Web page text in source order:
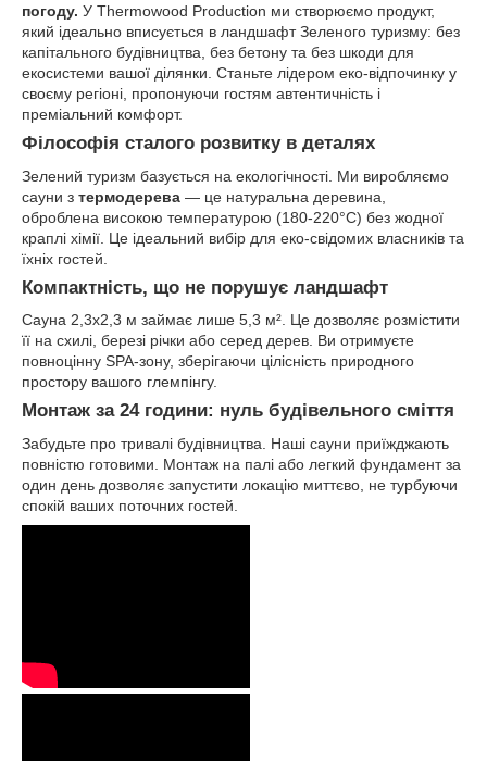
погоду. У Thermowood Production ми створюємо продукт,
який ідеально вписується в ландшафт Зеленого туризму: без
капітального будівництва, без бетону та без шкоди для
екосистеми вашої ділянки. Станьте лідером еко-відпочинку у
своєму регіоні, пропонуючи гостям автентичність і
преміальний комфорт.
Філософія сталого розвитку в деталях
Зелений туризм базується на екологічності. Ми виробляємо
сауни з термодерева — це натуральна деревина,
оброблена високою температурою (180-220°C) без жодної
краплі хімії. Це ідеальний вибір для еко-свідомих власників та
їхніх гостей.
Компактність, що не порушує ландшафт
Сауна 2,3х2,3 м займає лише 5,3 м². Це дозволяє розмістити
її на схилі, березі річки або серед дерев. Ви отримуєте
повноцінну SPA-зону, зберігаючи цілісність природного
простору вашого глемпінгу.
Монтаж за 24 години: нуль будівельного сміття
Забудьте про тривалі будівництва. Наші сауни приїжджають
повністю готовими. Монтаж на палі або легкий фундамент за
один день дозволяє запустити локацію миттєво, не турбуючи
спокій ваших поточних гостей.